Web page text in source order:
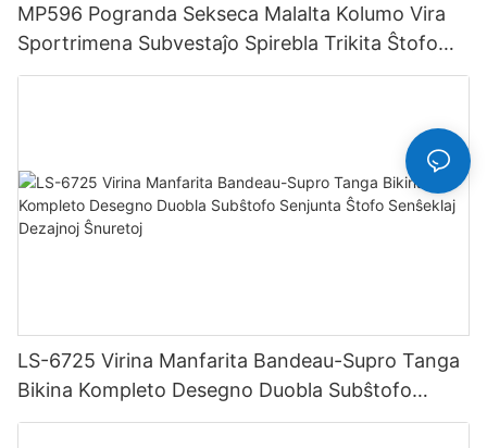
MP596 Pogranda Sekseca Malalta Kolumo Vira
Sportrimena Subvestaĵo Spirebla Trikita Ŝtofo
Hipstera Hipstera
LS-6725 Virina Manfarita Bandeau-Supro Tanga
Bikina Kompleto Desegno Duobla Subŝtofo
Senjunta Ŝtofo Senŝeklaj Dezajnoj Ŝnuretoj